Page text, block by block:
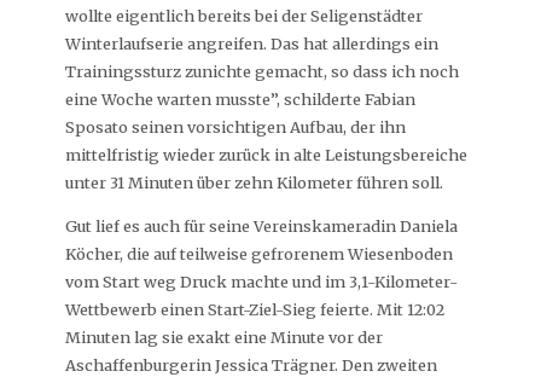
wollte eigentlich bereits bei der Seligenstädter
Winterlaufserie angreifen. Das hat allerdings ein
Trainingssturz zunichte gemacht, so dass ich noch
eine Woche warten musste”, schilderte Fabian
Sposato seinen vorsichtigen Aufbau, der ihn
mittelfristig wieder zurück in alte Leistungsbereiche
unter 31 Minuten über zehn Kilometer führen soll.
Gut lief es auch für seine Vereinskameradin Daniela
Köcher, die auf teilweise gefrorenem Wiesenboden
vom Start weg Druck machte und im 3,1-Kilometer-
Wettbewerb einen Start-Ziel-Sieg feierte. Mit 12:02
Minuten lag sie exakt eine Minute vor der
Aschaffenburgerin Jessica Trägner. Den zweiten